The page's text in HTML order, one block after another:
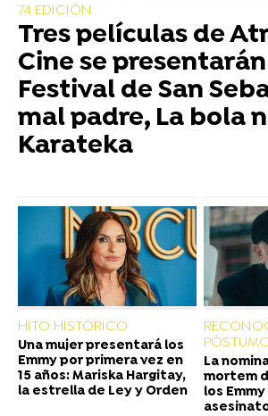
74 EDICIÓN
Tres películas de
Cine se
Festival de San
mal padre, La bola
Karateka
HITO HISTÓRICO
Una mujer presentará los
Emmy por primera vez en
15 años: Mariska Hargitay,
la estrella de Ley y Orden
La
mortem
los